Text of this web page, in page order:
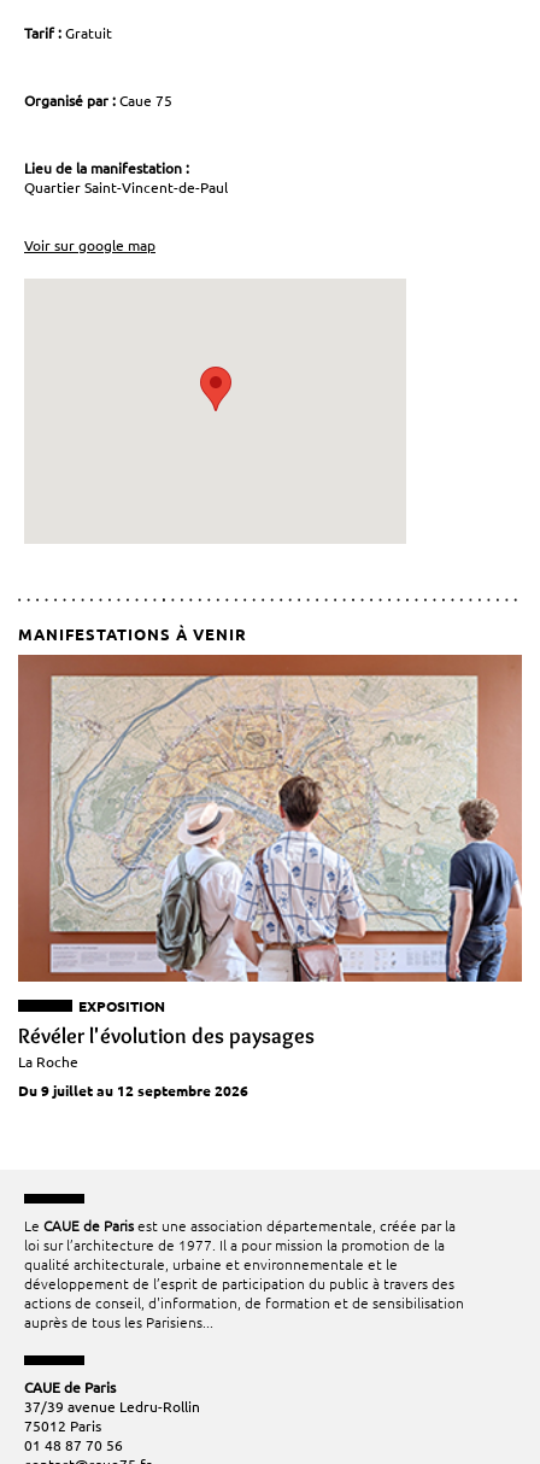
Tarif :Gratuit
Organisé par :Caue 75
Lieu de la manifestation :
Quartier Saint-Vincent-de-Paul
Voir sur google map
MANIFESTATIONS À VENIR
EXPOSITION
Révéler l'évolution des paysages
La Roche
Du 9 juillet au 12 septembre 2026
Le CAUE de Parisest une association départementale, créée par la
loi sur l’architecture de 1977. Il a pour mission la promotion de la
qualité architecturale, urbaine et environnementale et le
développement de l’esprit de participation du public à travers des
actions de conseil, d'information, de formation et de sensibilisation
auprès de tous les Parisiens...
CAUE de Paris
37/39 avenue Ledru-Rollin
75012 Paris
01 48 87 70 56